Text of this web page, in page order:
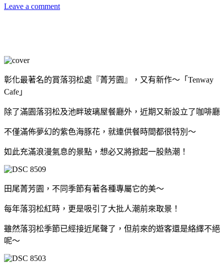
Leave a comment
彰化最著名的賞落羽松處『菁芳園』，又有新作～「Tenway
Cafe」
除了滿園落羽松及池畔玻璃屋餐廳外，近期又新設立了咖啡廳
不僅滿佈夢幻的紫色海豚花，就連供餐時間都很特別～
如此充滿浪漫氣息的景點，想必又將掀起一股熱潮！
田尾菁芳園，不同季節有著各種專屬它的美～
每年落羽松紅時，更是吸引了大批人潮前來取景！
雖然落羽松季節已經接近尾聲了，但前來的遊客還是絡繹不絕
呢～